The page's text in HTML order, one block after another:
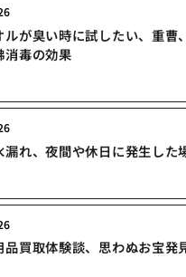
ルが臭い時に試したい、重曹
消毒の効果
漏れ、夜間や休日に発生した
品買取体験談、思わぬお宝発